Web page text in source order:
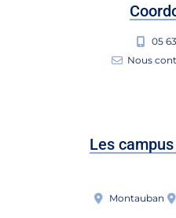
05
Nous
Les
Montauban